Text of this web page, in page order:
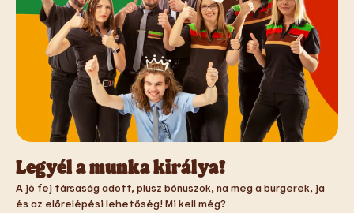
Legyél a munka királya!
A jó fej társaság adott, plusz bónuszok, na meg a burgerek, ja
és az előrelépési lehetőség! Mi kell még?